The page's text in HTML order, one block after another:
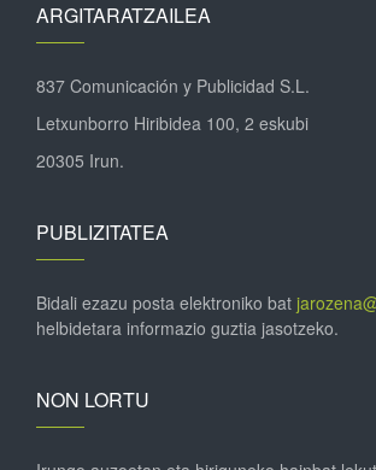
ARGITARATZAILEA
837 Comunicación y Publicidad S.L.
Letxunborro Hiribidea 100, 2 eskubi
20305 Irun.
PUBLIZITATEA
Bidali ezazu posta elektroniko bat
helbidetara informazio guztia jasotzeko.
NON LORTU